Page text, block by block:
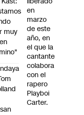
en
marzo
de este
año, en
el que la
cantante
colabora
con el
rapero
Playboi
Carter.
muy